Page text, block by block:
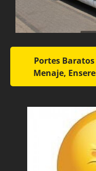
Portes
Menaje,